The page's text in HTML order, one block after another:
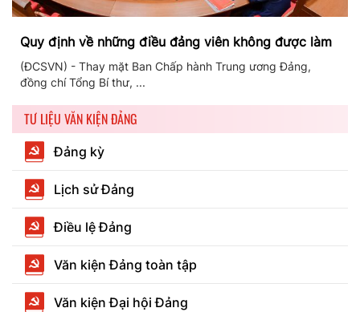
Quy định về những điều đảng viên không được làm
(ĐCSVN) - Thay mặt Ban Chấp hành Trung ương Đảng,
đồng chí Tổng Bí thư, ...
TƯ LIỆU VĂN KIỆN ĐẢNG
Đảng kỳ
Lịch sử Đảng
Điều lệ Đảng
Văn kiện Đảng toàn tập
Văn kiện Đại hội Đảng